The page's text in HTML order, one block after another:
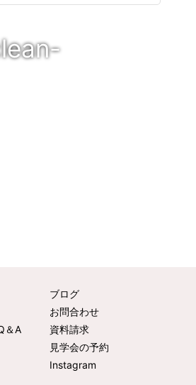
＆A
ブログ
お問合わせ
資料請求
見学会の予約
Instagram